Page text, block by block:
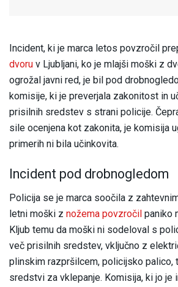
Incident, ki je marca letos povzročil
dvoru v Ljubljani, ko je mlajši moški z
ogrožal javni red, je bil pod
komisije, ki je preverjala zakonitost in
prisilnih sredstev s strani policije.
sile ocenjena kot zakonita, je komisija
primerih ni bila učinkovita.
Incident pod drobnogledom
Policija se je marca soočila z
letni moški z nožema povzročil paniko
Kljub temu da moški ni sodeloval s
več prisilnih sredstev, vključno z
plinskim razpršilcem, policijsko palico,
sredstvi za vklepanje. Komisija, ki jo je